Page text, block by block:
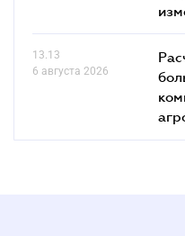
13.13
6 августа 2026